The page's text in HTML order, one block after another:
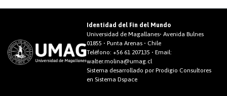
Identidad del Fin del Mundo
Universidad de Magallanes• Avenida Bulnes
01855 • Punta Arenas • Chile
Teléfono:+56 61 207135 • Email:
walter.molina@umag.cl
Sistema desarrollado por Prodigio Consultores
en Sistema Dspace